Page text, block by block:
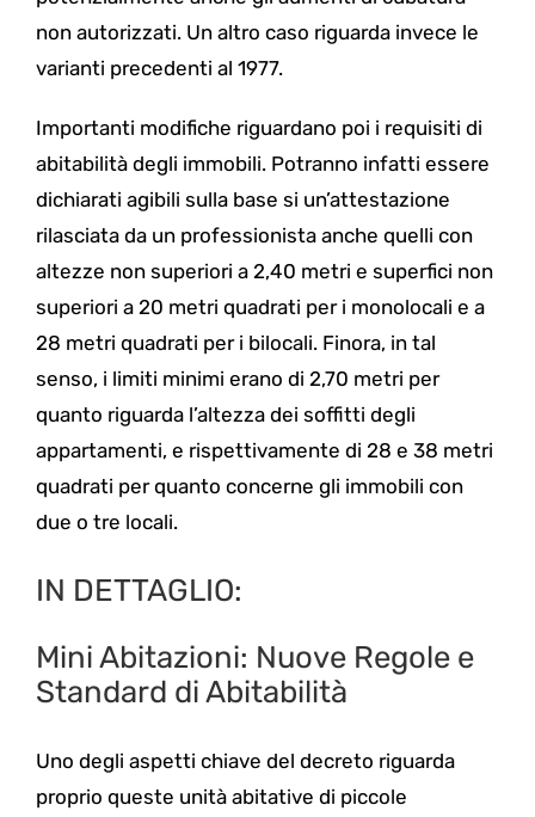
non autorizzati. Un altro caso riguarda invece le
varianti precedenti al 1977.
Importanti modifiche riguardano poi i requisiti di
abitabilità degli immobili. Potranno infatti essere
dichiarati agibili sulla base si un’attestazione
rilasciata da un professionista anche quelli con
altezze non superiori a 2,40 metri e superfici non
superiori a 20 metri quadrati per i monolocali e a
28 metri quadrati per i bilocali. Finora, in tal
senso, i limiti minimi erano di 2,70 metri per
quanto riguarda l’altezza dei soffitti degli
appartamenti, e rispettivamente di 28 e 38 metri
quadrati per quanto concerne gli immobili con
due o tre locali.
IN DETTAGLIO:
Mini Abitazioni: Nuove Regole e
Standard di Abitabilità
Uno degli aspetti chiave del decreto riguarda
proprio queste unità abitative di piccole